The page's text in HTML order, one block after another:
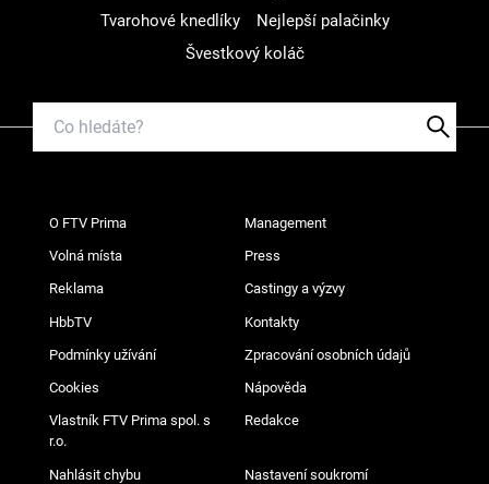
Tvarohové knedlíky
Nejlepší palačinky
Švestkový koláč
O FTV Prima Management
Volná místa Press
Reklama Castingy a výzvy
HbbTV Kontakty
Podmínky užívání Zpracování osobních údajů
Cookies Nápověda
Vlastník FTV Prima spol. s
r.o.
Redakce
Nahlásit chybu Nastavení soukromí